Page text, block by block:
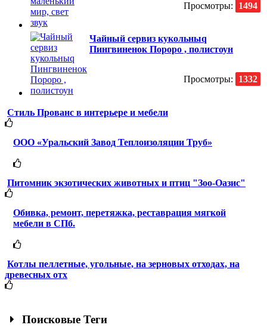
Просмотры: 1494
Чайный сервиз кукольныq
Пингвиненок Пороро , полистоун
Просмотры: 1332
Стиль Прованс в интерьере и мебели
ООО «Уральский Завод Теплоизоляции Труб»
Питомник экзотических животных и птиц "Зоо-Оазис"
Обивка, ремонт, перетяжка, реставрация мягкой
мебели в СПб.
Котлы пеллетные, угольные, на зерновых отходах, на
древесных отх
Поисковые Теги